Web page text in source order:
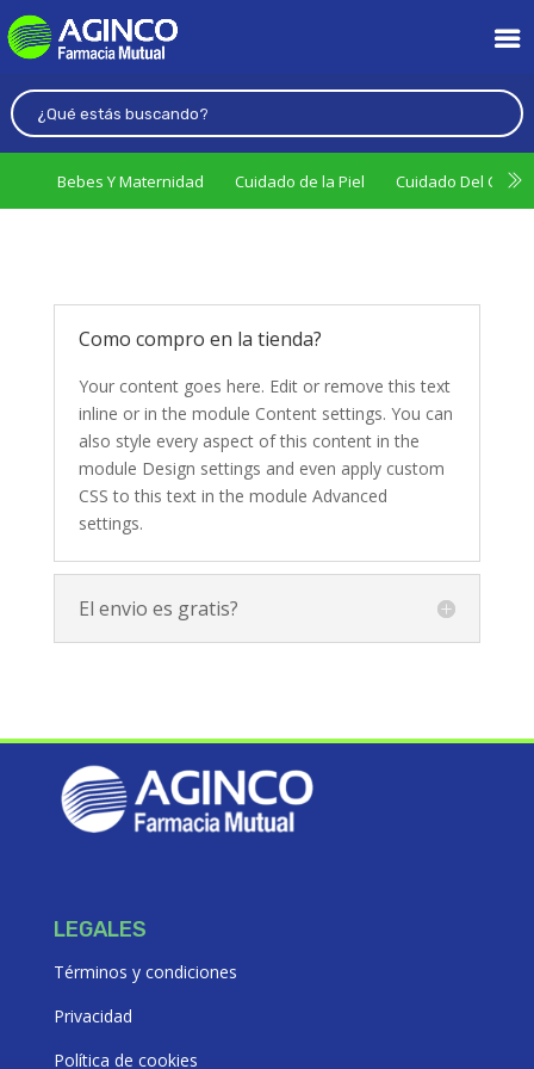
Bebes Y Maternidad Cuidado de la Piel Cuidado Del
Como compro en la tienda?
Your content goes here. Edit or remove this text
inline or in the module Content settings. You can
also style every aspect of this content in the
module Design settings and even apply custom
CSS to this text in the module Advanced
settings.
El envio es gratis?
LEGALES
Términos y condiciones
Privacidad
Política de cookies